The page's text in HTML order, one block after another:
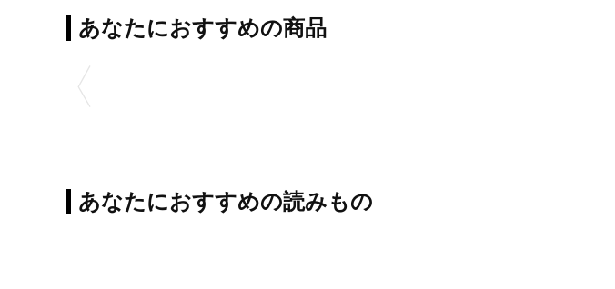
あなたにおすすめの商品
あなたにおすすめの読みもの